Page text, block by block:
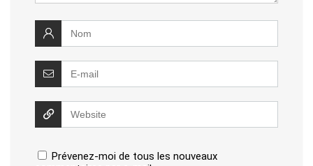
Prévenez-moi de tous les nouveaux